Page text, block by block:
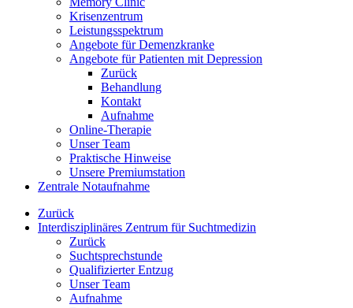
Krisenzentrum
Leistungsspektrum
Angebote für Demenzkranke
Angebote für Patienten mit Depression
Zurück
Behandlung
Kontakt
Aufnahme
Online-Therapie
Unser Team
Praktische Hinweise
Unsere Premiumstation
Zentrale Notaufnahme
Zurück
Interdisziplinäres Zentrum für Suchtmedizin
Zurück
Suchtsprechstunde
Qualifizierter Entzug
Unser Team
Aufnahme